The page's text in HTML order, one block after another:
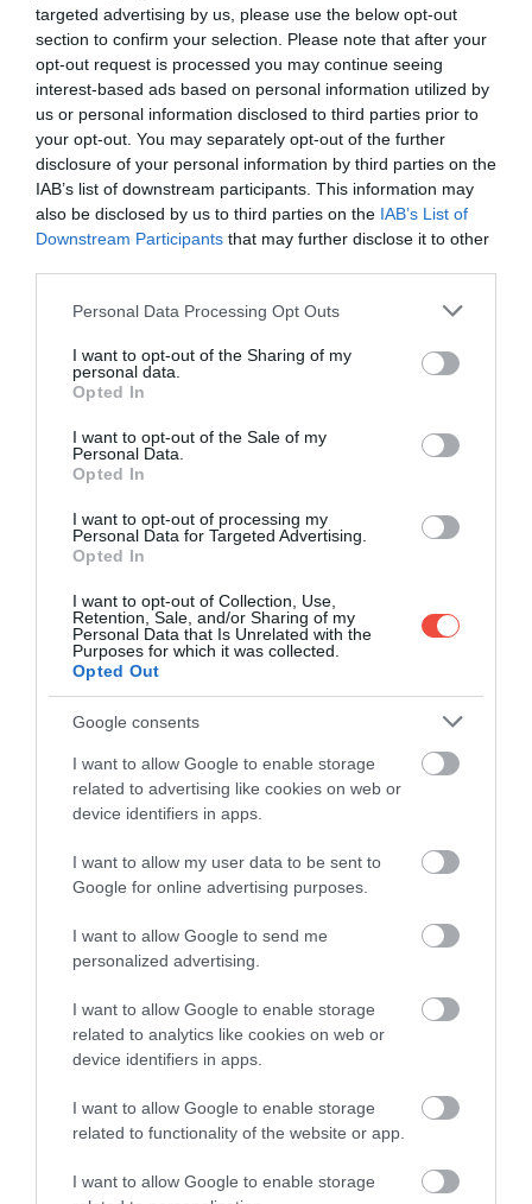
targeted advertising by us, please use the below opt-out
section to confirm your selection. Please note that after your
opt-out request is processed you may continue seeing
interest-based ads based on personal information utilized by
us or personal information disclosed to third parties prior to
your opt-out. You may separately opt-out of the further
disclosure of your personal information by third parties on the
IAB’s list of downstream participants. This information may
also be disclosed by us to third parties on the IAB’s List of
Downstream Participants that may further disclose it to other
Please note that this website/app uses one or more Google
not limited to your visit or usage behaviour. You may click to
grant or deny consent to Google and its third-party tags to
use your data for below specified purposes in below Google
consent section.
Personal Data Processing Opt Outs
I want to opt-out of the Sharing of my
personal data.
Opted In
I want to opt-out of the Sale of my
Personal Data.
Opted In
I want to opt-out of processing my
Personal Data for Targeted Advertising.
Opted In
I want to opt-out of Collection, Use,
Retention, Sale, and/or Sharing of my
Personal Data that Is Unrelated with the
Purposes for which it was collected.
Opted Out
Google consents
I want to allow Google to enable storage
related to advertising like cookies on web or
device identifiers in apps.
I want to allow my user data to be sent to
Google for online advertising purposes.
I want to allow Google to send me
personalized advertising.
I want to allow Google to enable storage
related to analytics like cookies on web or
device identifiers in apps.
I want to allow Google to enable storage
related to functionality of the website or app.
I want to allow Google to enable storage
AQUAPARK ISTRALANDIA, ISZTRIA,
HORVÁTORSZÁG
A horvát tengerpart közelében fekvő
Istralandiaegyszerre kínál látványos környezetet és
izgalmas csobbanási lehetőségeket. Itt található
Horvátország legmagasabb, 27 méteres
vízicsúszdája, valamint a Földközi-tenger
térségének egyik legnagyobb, 2500
Az extrém csúszdák mellett gyermekmedencék,
kaptak, így a család minden tagja megtalálhatja a
számára ideális kikapcsolódási formát.
Az egésznapos belépőjegyek 38 eurótól, azaz
nagyjából 13 500 forinttól elérhetők.
CARIBE BAY, VELENCE,
OLASZORSZÁG
strandok hangulatát hozza el az olasz tengerpartra.
Több mint kétezer pálmafa, fehér homokos
strandok és lagúnák teremtik meg a trópusi
környezetet. A park legismertebb látványossága a
42 méter magas Captain Spacemaker, amely
Emellett a látogatók akár egy 60 méteres bungee